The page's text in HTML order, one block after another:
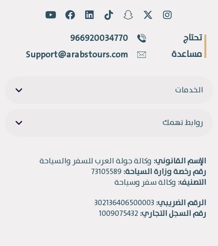
تحتاج
مساعدة
966920034770
Support@arabstours.com
الخدمات
روابط تهمك
الإسم القانوني: وكالة جولة العرب للسفر والسياحة
رقم رخصة وزارة السياحة:
التصنيف: وكالة سفر وسياحة
الرقم الضريبي:
رقم السجل التجاري: